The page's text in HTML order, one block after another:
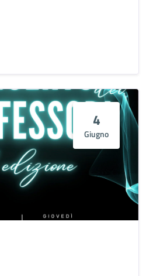
4
Giugno